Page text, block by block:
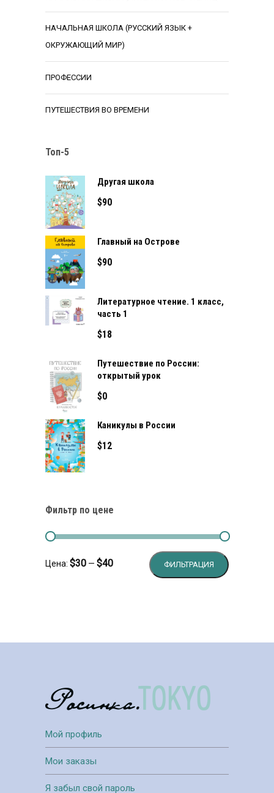
НАЧАЛЬНАЯ ШКОЛА (РУССКИЙ ЯЗЫК +
ОКРУЖАЮЩИЙ МИР)
ПРОФЕССИИ
ПУТЕШЕСТВИЯ ВО ВРЕМЕНИ
Топ-5
Другая школа
$90
Главный на Острове
$90
Литературное чтение. 1 класс,
часть 1
$18
Путешествие по России:
открытый урок
$0
Каникулы в России
$12
Фильтр по цене
ФИЛЬТРАЦИЯ
Цена: $30 — $40
Мой профиль
Мои заказы
Я забыл свой пароль